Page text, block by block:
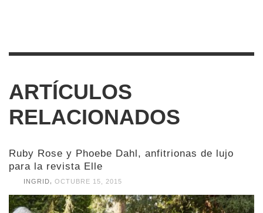
ARTÍCULOS
RELACIONADOS
Ruby Rose y Phoebe Dahl, anfitrionas de lujo
para la revista Elle
INGRID OCTUBRE 15, 2015